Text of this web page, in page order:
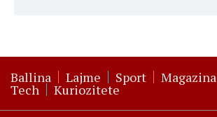
Ballina Lajme Sport Magazina
Tech Kuriozitete